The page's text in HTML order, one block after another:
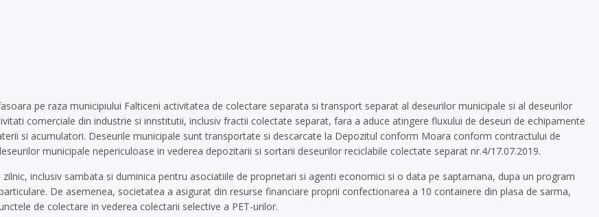
pe raza municipiului Falticeni activitatea de colectare separata si transport separat al deseurilor municipale si al deseurilor
comerciale din industrie si innstitutii, inclusiv fractii colectate separat, fara a aduce atingere fluxului de deseuri de echipamente
si acumulatori. Deseurile municipale sunt transportate si descarcate la Depozitul conform Moara conform contractului de
municipale nepericuloase in vederea depozitarii si sortarii deseurilor reciclabile colectate separat nr.4/17.07.2019.
inclusiv sambata si duminica pentru asociatiile de proprietari si agenti economici si o data pe saptamana, dupa un program
De asemenea, societatea a asigurat din resurse financiare proprii confectionarea a 10 containere din plasa de sarma,
de colectare in vederea colectarii selective a PET-urilor.